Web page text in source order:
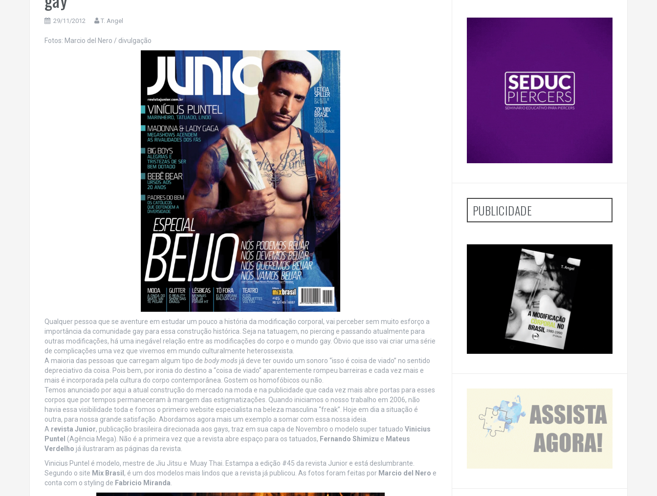
29/11/2012 T. Angel
Fotos: Marcio del Nero / divulgação
Qualquer pessoa que se aventure em estudar um pouco a história da modificação corporal, vai perceber sem muito esforço a
importância da comunidade gay para essa construção histórica. Seja na tatuagem, no piercing e passando atualmente para
outras modificações, há uma inegável relação entre as modificações do corpo e o mundo gay. Óbvio que isso vai criar uma série
de complicações uma vez que vivemos em mundo culturalmente heterossexista.
A maioria das pessoas que carregam algum tipo de body modsjá deve ter ouvido um sonoro “isso é coisa de viado” no sentido
depreciativo da coisa. Pois bem, por ironia do destino a “coisa de viado” aparentemente rompeu barreiras e cada vez mais e
mais é incorporada pela cultura do corpo contemporânea. Gostem os homofóbicos ou não.
Temos anunciado por aqui a atual construção do mercado na moda e na publicidade que cada vez mais abre portas para esses
corpos que por tempos permaneceram à margem das estigmatizações. Quando iniciamos o nosso trabalho em 2006, não
havia essa visibilidade toda e fomos o primeiro website especialista na beleza masculina “freak”. Hoje em dia a situação é
outra, para nossa grande satisfação. Abordamos agora mais um exemplo a somar com essa nossa ideia.
A revista Junior, publicação brasileira direcionada aos gays, traz em sua capa de Novembro o modelo super tatuado Vinicius
Puntel (Agência Mega). Não é a primeira vez que a revista abre espaço para os tatuados, Fernando Shimizu e Mateus
Verdelho já ilustraram as páginas da revista.
Vinicius Puntel é modelo, mestre de Jiu Jitsu e Muay Thai. Estampa a edição #45 da revista Junior e está deslumbrante.
Segundo o site Mix Brasil, é um dos modelos mais lindos que a revista já publicou. As fotos foram feitas por Marcio del Nero e
conta com o styling de Fabricio Miranda
PUBLICIDADE